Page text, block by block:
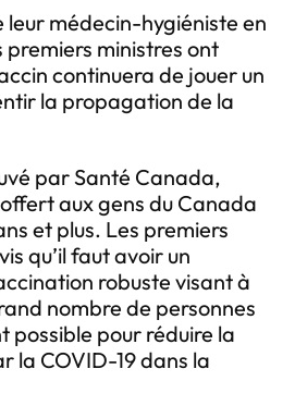
leur médecin-hygiéniste en
ministres ont
continuera de jouer un
la propagation de la
par Santé Canada,
aux gens du Canada
et plus. Les premiers
qu’il faut avoir un
robuste visant à
nombre de personnes
possible pour réduire la
la COVID-19 dans la